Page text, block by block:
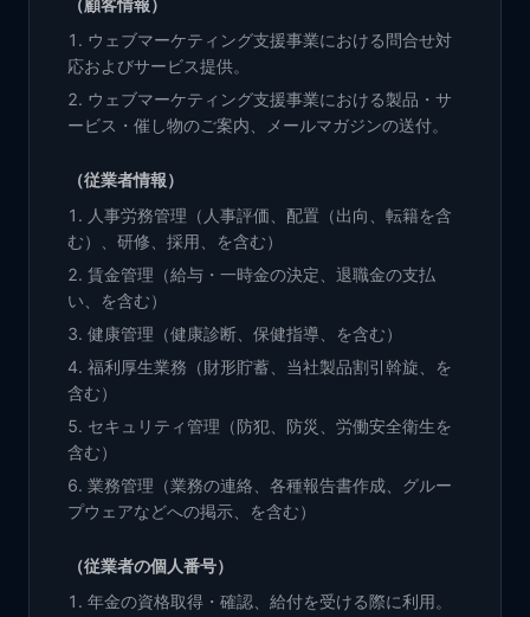
（顧客情報）
ウェブマーケティング支援事業における問合せ対
応およびサービス提供。
ウェブマーケティング支援事業における製品・サ
ービス・催し物のご案内、メールマガジンの送付。
（従業者情報）
人事労務管理（人事評価、配置（出向、転籍を含
む）、研修、採用、を含む）
賃金管理（給与・一時金の決定、退職金の支払
い、を含む）
健康管理（健康診断、保健指導、を含む）
福利厚生業務（財形貯蓄、当社製品割引斡旋、を
含む）
セキュリティ管理（防犯、防災、労働安全衛生を
含む）
業務管理（業務の連絡、各種報告書作成、グルー
プウェアなどへの掲示、を含む）
（従業者の個人番号）
年金の資格取得・確認、給付を受ける際に利用。